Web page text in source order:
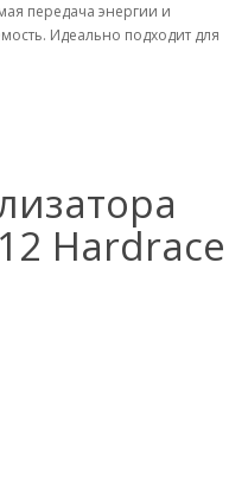
передача энергии и
Идеально подходит для
Hardrace